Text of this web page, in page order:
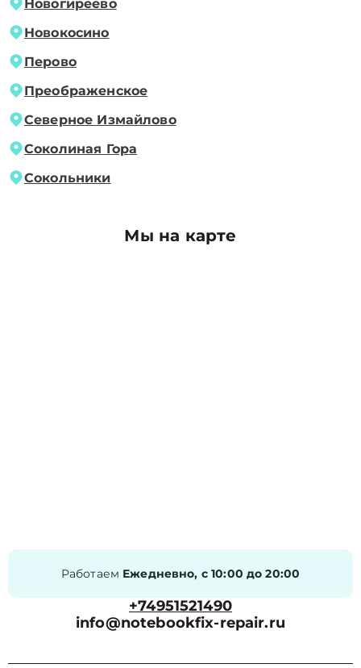
Новогиреево
Новокосино
Перово
Преображенское
Северное Измайлово
Соколиная Гора
Сокольники
Мы на карте
Работаем Ежедневно, с 10:00 до 20:00
+74951521490
info@notebookfix-repair.ru